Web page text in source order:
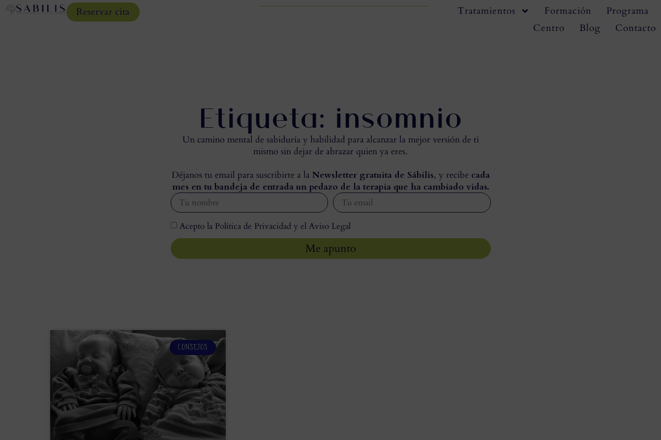
Reservar cita Tratamientos Formación
Programa
Centro
Blog Contacto
Etiqueta: insomnio
Un camino mental de sabiduría y habilidad para alcanzar la mejor versión de ti
mismo sin dejar de abrazar quien ya eres.
Déjanos tu email para suscribirte a la Newsletter gratuita de Sábilis, y recibe cada
mes en tu bandeja de entrada un pedazo de la terapia que ha cambiado vidas.
Acepto la Política de Privacidad y el Aviso Legal
Me apunto
CONSEJOS